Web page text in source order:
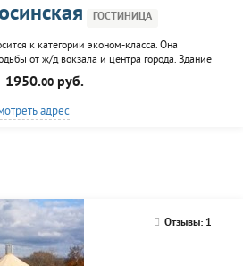
ГОСТИНИЦА
к категории эконом-класса. Она
от ж/д вокзала и центра города. Здание
до 60 человек, кафе. К услугам гостей
на территории гостиницы.
1950.00 руб.
адрес
Отзывы: 1